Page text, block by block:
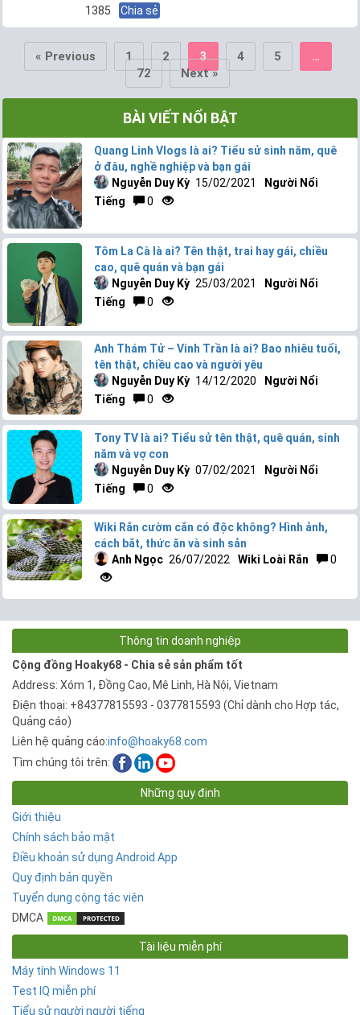
1385
Chia sẻ
« Previous 1 2 3 4 5 …
72 Next »
BÀI VIẾT NỔI BẬT
Quang Linh Vlogs là ai? Tiểu sử sinh năm, quê
ở đâu, nghề nghiệp và bạn gái
Nguyễn Duy Kỳ 15/02/2021
Người Nổi
Tiếng
0
Tôm La Cà là ai? Tên thật, trai hay gái, chiều
cao, quê quán và bạn gái
Nguyễn Duy Kỳ 25/03/2021
Người Nổi
Tiếng
0
Anh Thám Tử – Vinh Trần là ai? Bao nhiêu tuổi,
tên thật, chiều cao và người yêu
Nguyễn Duy Kỳ 14/12/2020
Người Nổi
Tiếng
0
Tony TV là ai? Tiểu sử tên thật, quê quán, sinh
năm và vợ con
Nguyễn Duy Kỳ 07/02/2021
Người Nổi
Tiếng
0
Wiki Rắn cườm cắn có độc không? Hình ảnh,
cách bắt, thức ăn và sinh sản
Anh Ngọc 26/07/2022 Wiki Loài Rắn 0
Thông tin doanh nghiệp
Cộng đồng Hoaky68 - Chia sẻ sản phẩm tốt
Address: Xóm 1, Đồng Cao, Mê Linh, Hà Nội, Vietnam
Điện thoại: +84377815593 - 0377815593 (Chỉ dành cho Hợp tác,
Quảng cáo)
Liên hệ quảng cáo:info@hoaky68.com
Tìm chúng tôi trên:
Những quy định
Giới thiệu
Chính sách bảo mật
Điều khoản sử dụng Android App
Quy định bản quyền
Tuyển dụng cộng tác viên
DMCA
Tài liệu miễn phí
Máy tính Windows 11
Test IQ miễn phí
Tiểu sử người người tiếng